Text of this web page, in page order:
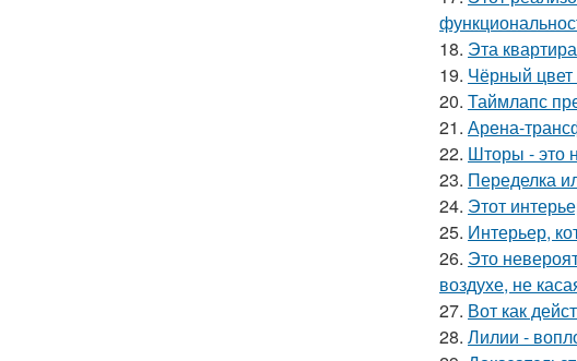
18. Эта
19. Чёрный цвет
20. Таймлапс
21. Арена-
22. Шторы - это
23. Переделка
24. Этот
25. Интерьер,
26. Это
воздухе, не
27. Вот как
28. Лилии -